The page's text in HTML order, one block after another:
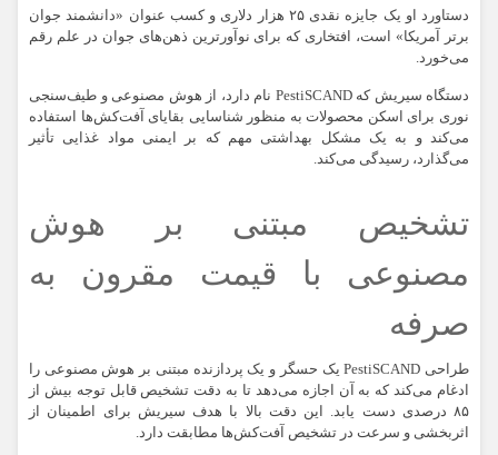
دستاورد او یک جایزه نقدی ۲۵ هزار دلاری و کسب عنوان «دانشمند جوان
برتر آمریکا» است، افتخاری که برای نوآورترین ذهن‌های جوان در علم رقم
می‌خورد.
دستگاه سیریش که PestiSCAND نام دارد، از هوش مصنوعی و طیف‌سنجی
نوری برای اسکن محصولات به منظور شناسایی بقایای آفت‌کش‌ها استفاده
می‌کند و به یک مشکل بهداشتی مهم که بر ایمنی مواد غذایی تأثیر
می‌گذارد، رسیدگی می‌کند.
تشخیص مبتنی بر هوش
مصنوعی با قیمت مقرون به
صرفه
طراحی PestiSCAND یک حسگر و یک پردازنده مبتنی بر هوش مصنوعی را
ادغام می‌کند که به آن اجازه می‌دهد تا به دقت تشخیص قابل توجه بیش از
۸۵ درصدی دست یابد. این دقت بالا با هدف سیریش برای اطمینان از
اثربخشی و سرعت در تشخیص آفت‌کش‌ها مطابقت دارد.